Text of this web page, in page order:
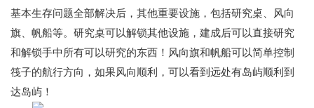
基本生存问题全部解决后，其他重要设施，包括研究桌、风向
旗、帆船等。研究桌可以解锁其他设施，建成后可以直接研究
和解锁手中所有可以研究的东西！风向旗和帆船可以简单控制
筏子的航行方向，如果风向顺利，可以看到远处有岛屿顺利到
达岛屿！